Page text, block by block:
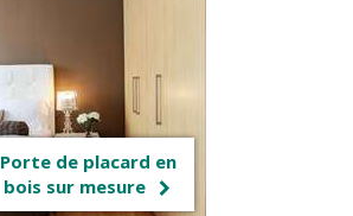
Porte de placard en
bois sur mesure